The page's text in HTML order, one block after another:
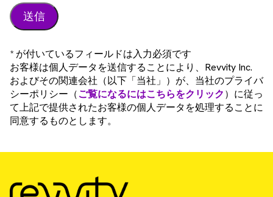
* が付いているフィールドは入力必須です
お客様は個人データを送信することにより、Revvity Inc.
およびその関連会社（以下「当社」）が、当社のプライバ
シーポリシー（ご覧になるにはこちらをクリック）に従っ
て上記で提供されたお客様の個人データを処理することに
同意するものとします。